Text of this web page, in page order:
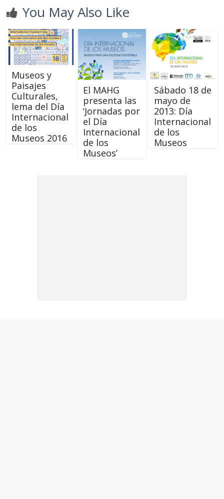
You May Also Like
Museos y
Paisajes
Culturales,
lema del Día
Internacional
de los
Museos 2016
El MAHG
presenta las
‘Jornadas por
el Día
Internacional
de los
Museos’
Sábado 18 de
mayo de
2013: Día
Internacional
de los
Museos